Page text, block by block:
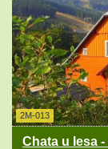
2M-013
Chata u lesa